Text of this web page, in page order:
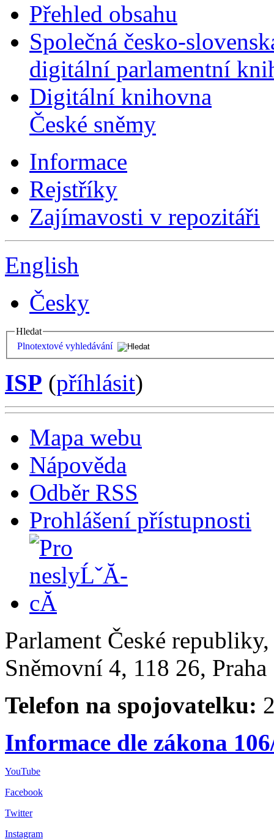
Přehled obsahu
Společná česko-
digitální parlamentní
Digitální knihovna
České sněmy
Informace
Rejstříky
Zajímavosti v repozitáři
English
Česky
Hledat
Plnotextové vyhledávání
ISP (příhlásit)
Mapa webu
Nápověda
Odběr RSS
Prohlášení přístupnosti
Parlament České
Sněmovní 4, 118 26,
Telefon na spojovatelku:
Informace dle zákona
YouTube
Facebook
Twitter
Instagram